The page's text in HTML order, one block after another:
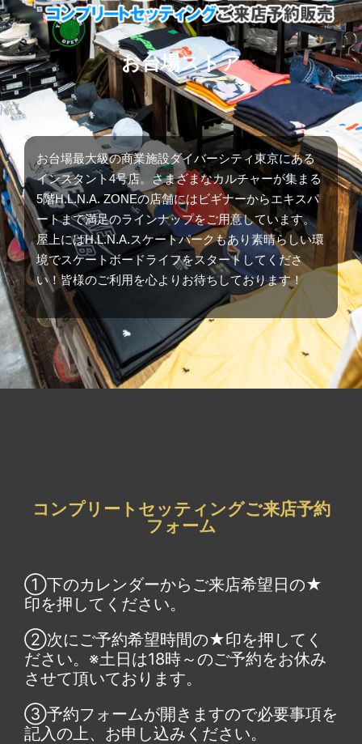
お台場ストア
お台場最大級の商業施設ダイバーシティ東京にある
インスタント4号店。さまざまなカルチャーが集まる
5階H.L.N.A. ZONEの店舗にはビギナーからエキスパ
ートまで満足のラインナップをご用意しています。
屋上にはH.L.N.A.スケートパークもあり素晴らしい環
境でスケートボードライフをスタートしてくださ
い！皆様のご利用を心よりお待ちしております！
コンプリートセッティングご来店予約
フォーム
①下のカレンダーからご来店希望日の★
印を押してください。
②次にご予約希望時間の★印を押してく
ださい。※土日は18時～のご予約をお休み
させて頂いております。
③予約フォームが開きますので必要事項を
記入の上、お申し込みください。